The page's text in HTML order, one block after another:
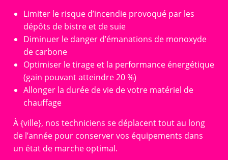
Limiter le risque d’incendie provoqué par les
dépôts de bistre et de suie
Diminuer le danger d’émanations de monoxyde
de carbone
Optimiser le tirage et la performance énergétique
(gain pouvant atteindre 20 %)
Allonger la durée de vie de votre matériel de
chauffage
À {ville}, nos techniciens se déplacent tout au long
de l’année pour conserver vos équipements dans
un état de marche optimal.